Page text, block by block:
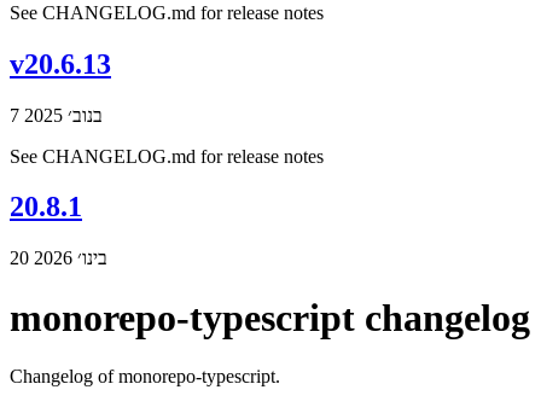
See CHANGELOG.md for release notes
v20.6.13
7 בנוב׳ 2025
See CHANGELOG.md for release notes
20.8.1
20 בינו׳ 2026
monorepo-typescript changelog
Changelog of monorepo-typescript.